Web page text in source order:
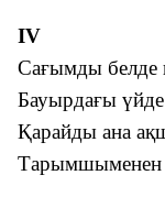
IV
Сағымды белде
Бауырдағы
Қарайды ана
Тарымшыменен